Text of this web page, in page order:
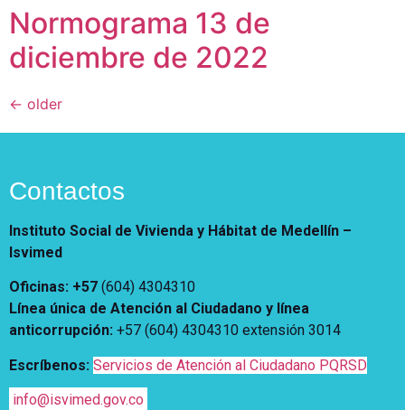
Normograma 13 de
diciembre de 2022
← older
Contactos
Instituto Social de Vivienda y Hábitat de Medellín –
Isvimed
Oficinas: +57 (604) 4304310
Línea única de Atención al Ciudadano y línea
anticorrupción: +57 (604) 4304310 extensión 3014
Escríbenos: Servicios de Atención al Ciudadano PQRSD
info@isvimed.gov.co